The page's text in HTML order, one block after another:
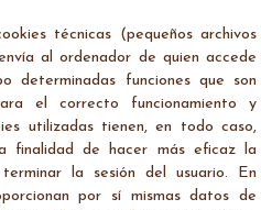
técnicas (pequeños archivos
al ordenador de quien accede
determinadas funciones que son
el correcto funcionamiento y
utilizadas tienen, en todo caso,
finalidad de hacer más eficaz la
la sesión del usuario. En
por sí mismas datos de